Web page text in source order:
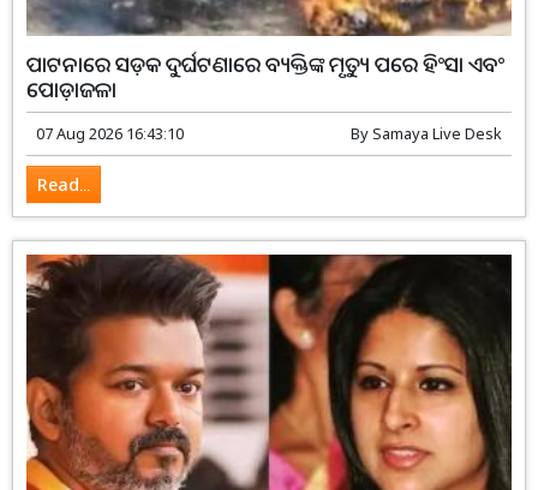
ପାଟନାରେ ସଡ଼କ ଦୁର୍ଘଟଣାରେ ବ୍ୟକ୍ତିଙ୍କ ମୃତ୍ୟୁ ପରେ ହିଂସା ଏବଂ
ପୋଡ଼ାଜଳା
07 Aug 2026 16:43:10 BySamaya Live Desk
Read...